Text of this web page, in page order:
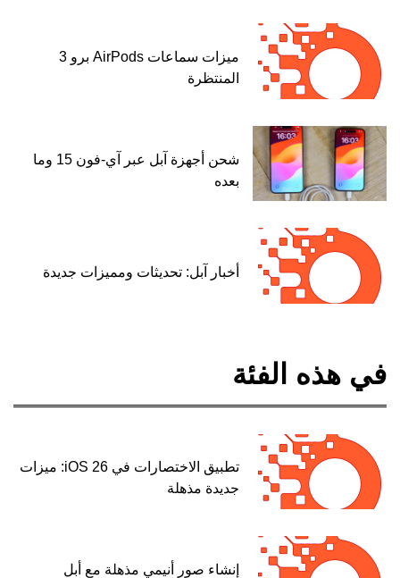
ميزات سماعات AirPods برو 3
المنتظرة
شحن أجهزة آبل عبر آي-فون 15 وما
بعده
أخبار آبل: تحديثات ومميزات جديدة
في هذه الفئة
تطبيق الاختصارات في iOS 26: ميزات
جديدة مذهلة
إنشاء صور أنيمي مذهلة مع أبل